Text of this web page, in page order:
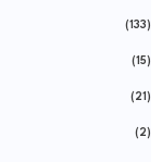
(133)
(15)
(21)
(2)